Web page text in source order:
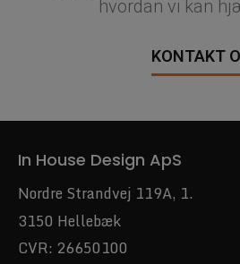
hvordan vi kan
KONTAKT
In House Design ApS
Nordre Strandvej 119A, 1.
3150 Hellebæk
CVR: 26650100